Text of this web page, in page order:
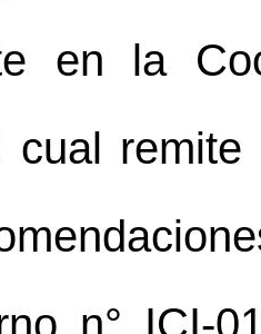
en la
cual
n° ICI-